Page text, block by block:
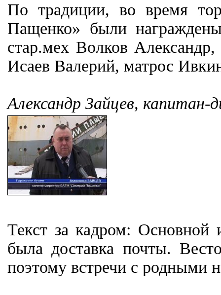
По традиции, во время
Пащенко» были
стар.мех Волков
Исаев Валерий, матрос
Александр Зайцев,
Текст за кадром: Основной
была доставка почты.
поэтому встречи с родными